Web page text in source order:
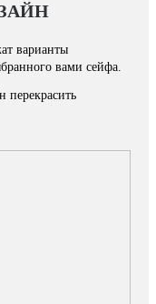
варианты
вами сейфа.
перекрасить